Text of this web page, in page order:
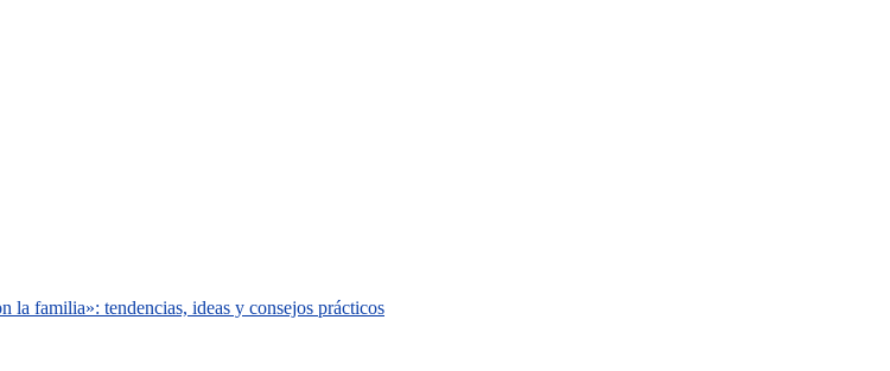
la familia»: tendencias, ideas y consejos prácticos